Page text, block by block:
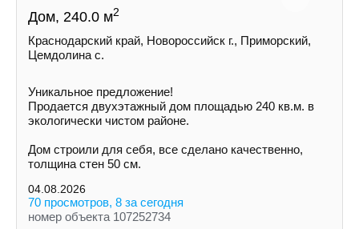
Дом, 240.0 м2
Краснодарский край, Новороссийск г., Приморский,
Цемдолина с.
Уникальное предложение!
Продается двухэтажный дом площадью 240 кв.м. в
экологически чистом районе.
Дом строили для себя, все сделано качественно,
толщина стен 50 см.
04.08.2026
70 просмотров, 8 за сегодня
номер объекта 107252734